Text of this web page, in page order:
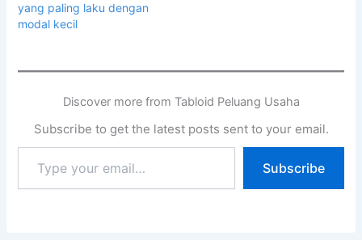
yang paling laku dengan
modal kecil
Discover more from Tabloid Peluang Usaha
Subscribe to get the latest posts sent to your email.
Subscribe